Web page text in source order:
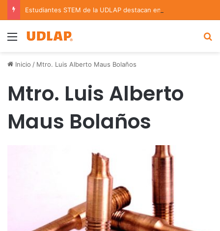
Menu
Inicio / Mtro. Luis Alberto Maus Bolaños
Mtro. Luis Alberto
Maus Bolaños